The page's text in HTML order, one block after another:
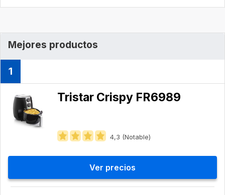
Mejores productos
1
Tristar Crispy FR6989
4,3 (Notable)
Ver precios